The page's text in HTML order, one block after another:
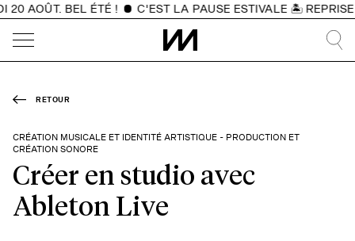
AOÛT. BEL ÉTÉ ! C'EST LA PAUSE ESTIVALE 🏝️ REPRISE
RETOUR
CRÉATION MUSICALE ET IDENTITÉ ARTISTIQUE - PRODUCTION ET
CRÉATION SONORE
Créer en studio avec
Ableton Live